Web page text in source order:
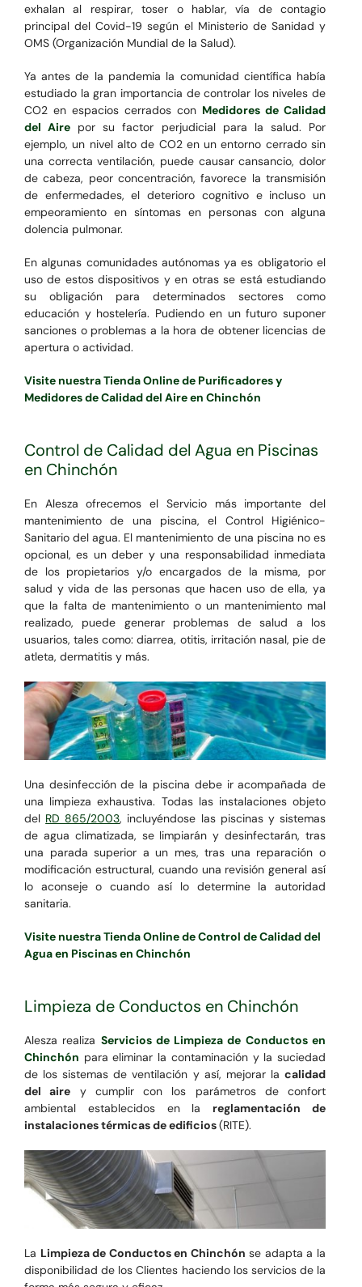
exhalan al respirar, toser o hablar, vía de contagio
principal del Covid-19 según el Ministerio de Sanidad y
OMS (Organización Mundial de la Salud).
Ya antes de la pandemia la comunidad científica había
estudiado la gran importancia de controlar los niveles de
CO2 en espacios cerrados con Medidores de Calidad
del Aire por su factor perjudicial para la salud. Por
ejemplo, un nivel alto de CO2 en un entorno cerrado sin
una correcta ventilación, puede causar cansancio, dolor
de cabeza, peor concentración, favorece la transmisión
de enfermedades, el deterioro cognitivo e incluso un
empeoramiento en síntomas en personas con alguna
dolencia pulmonar.
En algunas comunidades autónomas ya es obligatorio el
uso de estos dispositivos y en otras se está estudiando
su obligación para determinados sectores como
educación y hostelería. Pudiendo en un futuro suponer
sanciones o problemas a la hora de obtener licencias de
apertura o actividad.
Visite nuestra Tienda Online de Purificadores y
Medidores de Calidad del Aire en Chinchón
Control de Calidad del Agua en Piscinas
en Chinchón
En Alesza ofrecemos el Servicio más importante del
mantenimiento de una piscina, el Control Higiénico-
Sanitario del agua. El mantenimiento de una piscina no es
opcional, es un deber y una responsabilidad inmediata
de los propietarios y/o encargados de la misma, por
salud y vida de las personas que hacen uso de ella, ya
que la falta de mantenimiento o un mantenimiento mal
realizado, puede generar problemas de salud a los
usuarios, tales como: diarrea, otitis, irritación nasal, pie de
atleta, dermatitis y más.
Una desinfección de la piscina debe ir acompañada de
una limpieza exhaustiva. Todas las instalaciones objeto
del RD 865/2003, incluyéndose las piscinas y sistemas
de agua climatizada, se limpiarán y desinfectarán, tras
una parada superior a un mes, tras una reparación o
modificación estructural, cuando una revisión general así
lo aconseje o cuando así lo determine la autoridad
sanitaria.
Visite nuestra Tienda Online de Control de Calidad del
Agua en Piscinas en Chinchón
Limpieza de Conductos en Chinchón
Alesza realiza Servicios de Limpieza de Conductos en
Chinchón para eliminar la contaminación y la suciedad
de los sistemas de ventilación y así, mejorar lacalidad
del aire y cumplir con los parámetros de confort
ambiental establecidos en la reglamentación de
instalaciones térmicas de edificios(RITE).
La Limpieza de Conductos en Chinchón se adapta a la
disponibilidad de los Clientes haciendo los servicios de la